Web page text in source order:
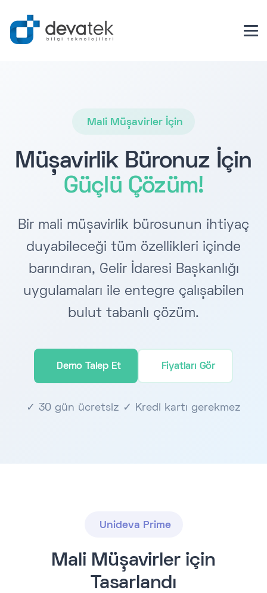
Mali Müşavirler İçin
Müşavirlik Büronuz İçin
Güçlü Çözüm!
Bir mali müşavirlik bürosunun ihtiyaç
duyabileceği tüm özellikleri içinde
barındıran, Gelir İdaresi Başkanlığı
uygulamaları ile entegre çalışabilen
bulut tabanlı çözüm.
Demo Talep Et Fiyatları Gör
✓ 30 gün ücretsiz ✓ Kredi kartı gerekmez
Unideva Prime
Mali Müşavirler için
Tasarlandı